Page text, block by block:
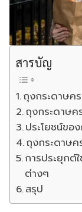
สารบัญ
ถุงกระดาษค
ถุงกระดาษค
ประโยชน์ขอ
ถุงกระดาษค
การประยุกต์
ต่างๆ
สรุป